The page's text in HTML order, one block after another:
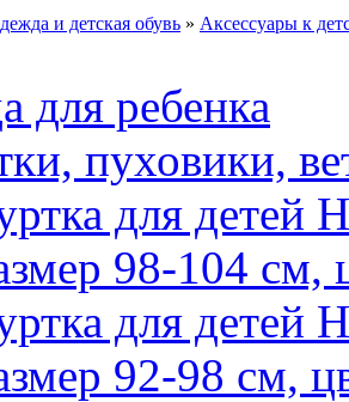
и детская обувь » Аксессуары к
для ребенка
пуховики,
для детей
98-104 см,
для детей
92-98 см,